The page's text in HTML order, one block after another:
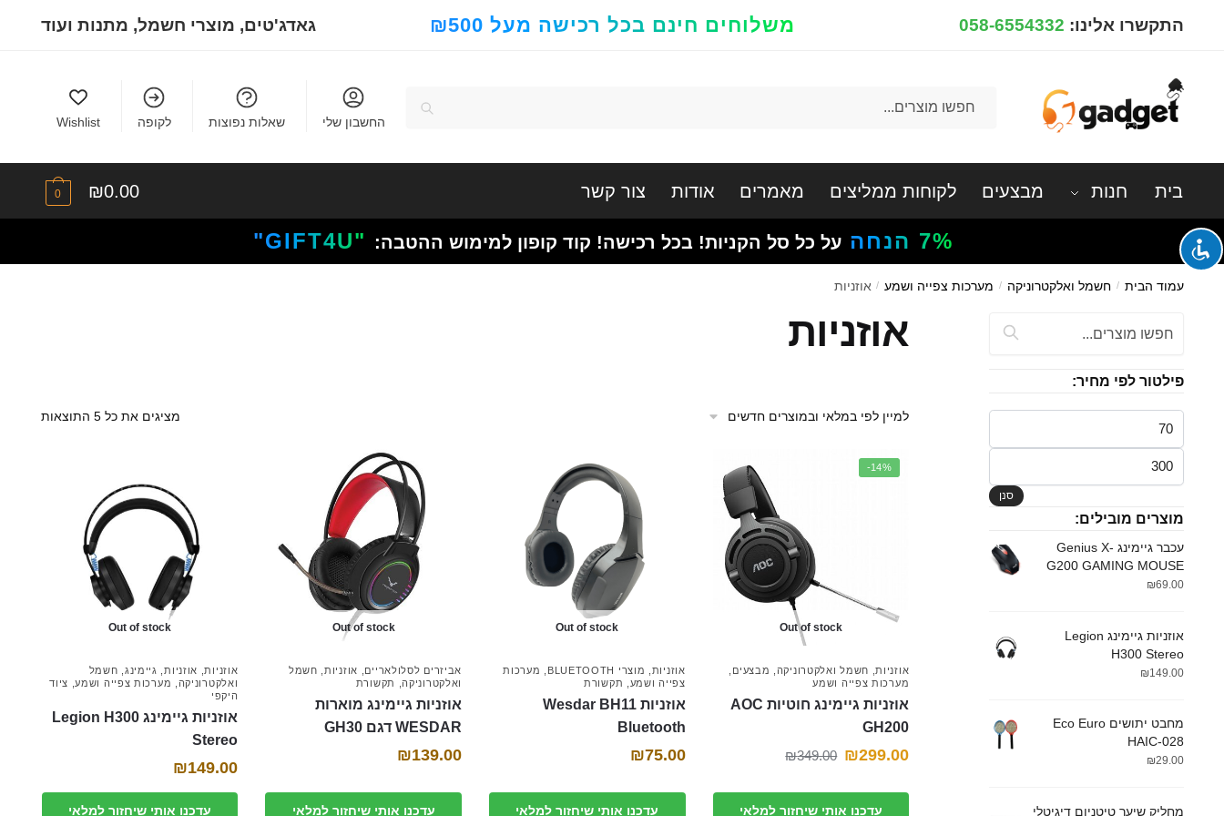
התקשרו אלינו: 058-6554332 משלוחים חינם בכל רכישה מעל ₪500 גאדג'טים, מוצרי חשמל, מתנות ועוד
חיפוש
החשבון שלי שאלות נפוצות לקופה Wishlist
בית חנות מבצעים לקוחות ממליצים מאמרים אודות צור קשר ₪0.00
0
7% הנחה על כל סל הקניות! בכל רכישה! קוד קופון למימוש ההטבה: "GIFT4U"
עמוד הבית / חשמל ואלקטרוניקה / מערכות צפייה ושמע / אוזניות
אוזניות
מציגים את כל ⁦5⁩ התוצאות
-14%
Out of stock
אוזניות, חשמל ואלקטרוניקה מבצעים
מערכות צפייה ושמע
אוזניות גיימינג ‏חוטיות AOC
GH200
₪349.00
המחיר
היה:
₪299.00
המחיר
הוא:
עדכנו אותי שיחזור למלאי
Out of stock
אוזניות מוצרי BLUETOOTH
מערכות
צפייה ושמע
תקשורת
אוזניות Wesdar BH11
Bluetooth
₪75.00
עדכנו אותי שיחזור למלאי
Out of stock
אביזרים לסלולאריים אוזניות, חשמל
ואלקטרוניקה, תקשורת
אוזניות גיימינג מוארות
WESDAR דגם GH30
₪139.00
עדכנו אותי שיחזור למלאי
Out of stock
אוזניות, אוזניות, גיימינג
חשמל
ואלקטרוניקה
מערכות צפייה ושמע, ציוד
היקפי
אוזניות גיימינג Legion H300
Stereo
₪149.00
עדכנו אותי שיחזור למלאי
פילטור לפי מחיר:
מינימלי
מקסימלי
סנן
מוצרים מובילים:
עכבר גיימינג Genius X-
G200 GAMING MOUSE
₪69.00
אוזניות גיימינג Legion
H300 Stereo
₪149.00
מחבט יתושים Eco Euro
HAIC-028
₪29.00
מחליק שיער טיטניום דיגיטלי